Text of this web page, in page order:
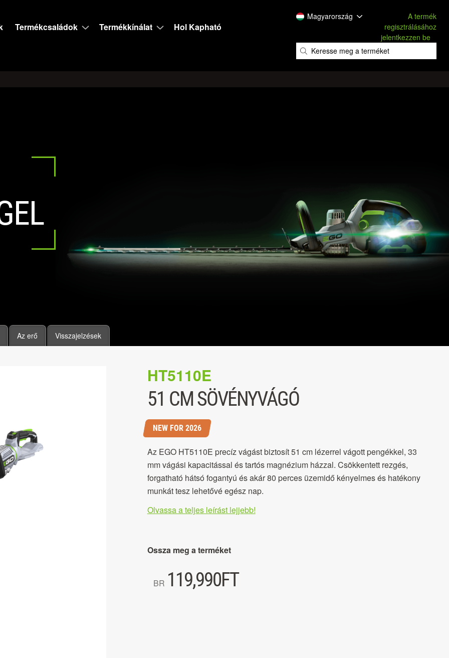
Termékcsaládok Termékkínálat Hol Kapható
Magyarország
A termék
regisztrálásához
jelentkezzen be
Az erő Visszajelzések
HT5110E
51 CM SÖVÉNYVÁGÓ
NEW FOR 2026
Az EGO HT5110E precíz vágást biztosít 51 cm lézerrel vágott pengékkel, 33
mm vágási kapacitással és tartós magnézium házzal. Csökkentett rezgés,
forgatható hátsó fogantyú és akár 80 perces üzemidő kényelmes és hatékony
munkát tesz lehetővé egész nap.
Olvassa a teljes leírást lejjebb!
Ossza meg a terméket
BR 119,990FT